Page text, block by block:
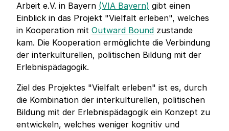
Arbeit e.V. in Bayern (VIA Bayern) gibt einen
Einblick in das Projekt "Vielfalt erleben", welches
in Kooperation mit Outward Bound zustande
kam. Die Kooperation ermöglichte die Verbindung
der interkulturellen, politischen Bildung mit der
Erlebnispädagogik.
Ziel des Projektes "Vielfalt erleben" ist es, durch
die Kombination der interkulturellen, politischen
Bildung mit der Erlebnispädagogik ein Konzept zu
entwickeln, welches weniger kognitiv und